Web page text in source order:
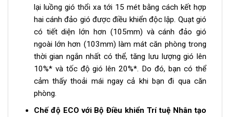
lại luồng gió thổi xa tới 15 mét bằng cách kết hợp
hai cánh đảo gió được điều khiển độc lập. Quạt gió
có tiết diện lớn hơn (105mm) và cánh đảo gió
ngoài lớn hơn (103mm) làm mát căn phòng trong
thời gian ngắn nhất có thể, tăng lưu lượng gió lên
10%* và tốc độ gió lên 20%*. Do đó, bạn có thể
cảm thấy thoải mái ngay cả khi bạn đi qua căn
phòng.
Chế độ ECO với Bộ Điều khiển Trí tuệ Nhân tạo